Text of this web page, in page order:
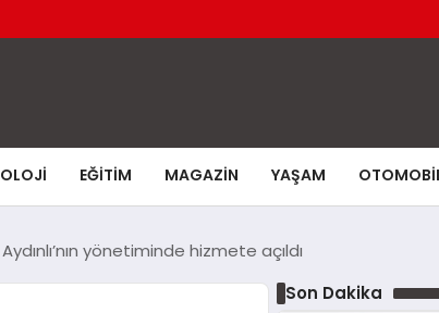
EĞITIM MAGAZIN YAŞAM
yönetiminde hizmete açıldı
Son Dakika